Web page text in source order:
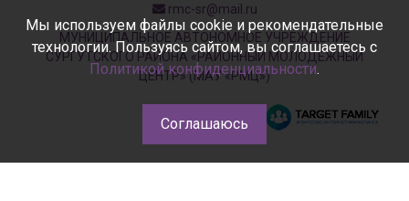
rmc-sr@mail.ru
МУНИЦИПАЛЬНОЕ АВТОНОМНОЕ УЧРЕЖДЕНИЕ
СУРГУТСКОГО РАЙОНА «РАЙОННЫЙ МОЛОДЁЖНЫЙ
ЦЕНТР» (МАУ «РМЦ»)
Мы используем файлы cookie и рекомендательные
технологии. Пользуясь сайтом, вы соглашаетесь с
Политикой конфиденциальности.
Соглашаюсь